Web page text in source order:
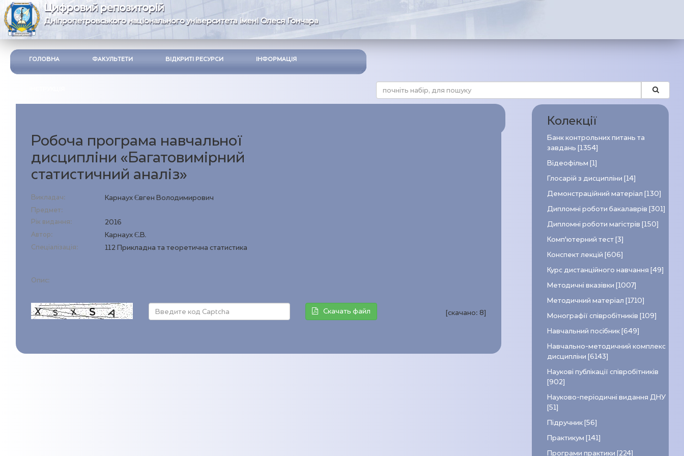
Цифровий репозиторій
Дніпропетровського національного університета імені Олеся Гончара
ГОЛОВНА ФАКУЛЬТЕТИ ВІДКРИТІ РЕСУРСИ ІНФОРМАЦІЯ
Робоча програма навчальної
дисципліни «Багатовимірний
статистичний аналіз»
Викладач: Карнаух Євген Володимирович
Предмет:
Рік видання:
2016
Автор: Карнаух Є.В.
Спеціалізація: 112 Прикладна та теоретична статистика
Опис:
Скачать файл [скачано:8]
Колекції
Банк контрольних питань та
завдань [1354]
Відеофільм [1]
Глосарій з дисципліни [14]
Демонстраційний матеріал [130]
Дипломні роботи бакалаврів [301]
Дипломні роботи магістрів [150]
Комп’ютерний тест [3]
Конспект лекцій [606]
Курс дистанційного навчання [49]
Методичні вказівки [1007]
Методичний матеріал [1710]
Монографії співробітників [109]
Навчальний посібник [649]
Навчально-методичний комплекс
дисципліни [6143]
Наукові публікації співробітників
[902]
Науково-періодичні видання ДНУ
[51]
Підручник [56]
Практикум [141]
Програми практики [224]